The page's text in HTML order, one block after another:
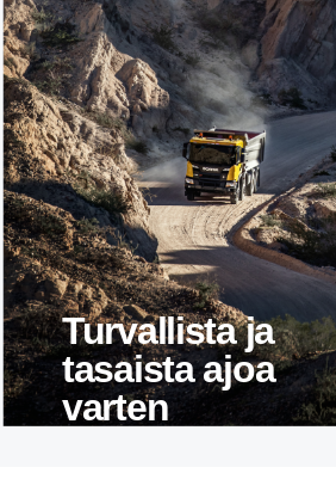
Turval­lista ja
tasaista ajoa
varten